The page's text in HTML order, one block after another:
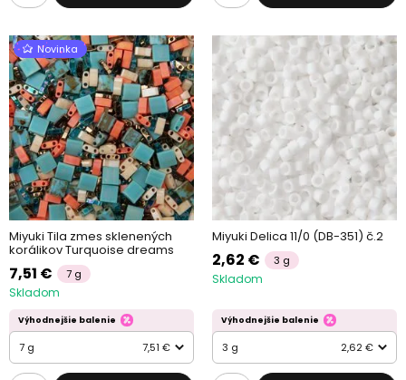
Novinka
Miyuki Tila zmes sklenených
korálikov Turquoise dreams
7,51 € 7 g
Skladom
Výhodnejšie balenie
7 g 7,51 €
Miyuki Delica 11/0 (DB-351) č.2
2,62 € 3 g
Skladom
Výhodnejšie balenie
3 g 2,62 €